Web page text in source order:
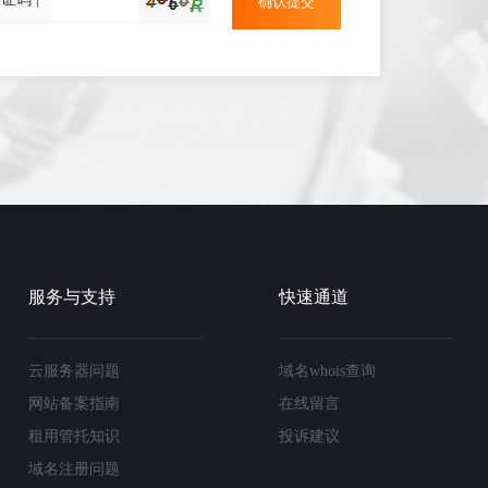
服务与支持
云服务器问题
网站备案指南
租用管托知识
域名注册问题
快速通道
域名whois查询
在线留言
投诉建议